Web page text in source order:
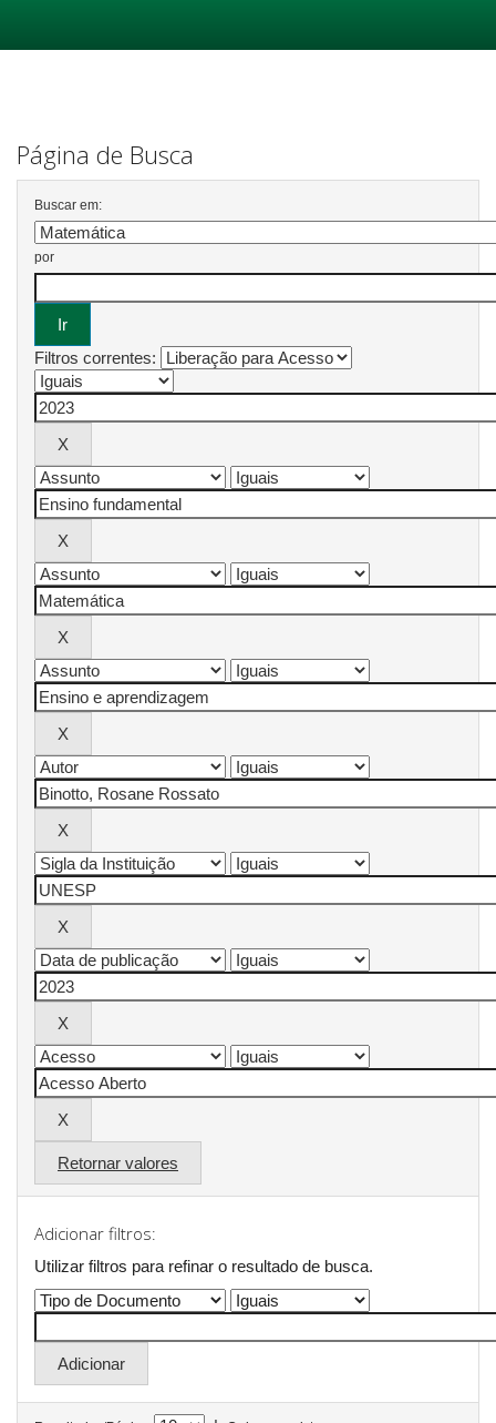
Página de Busca
Buscar em:
por
Filtros correntes:
Retornar valores
Adicionar filtros:
Utilizar filtros para refinar o resultado de busca.